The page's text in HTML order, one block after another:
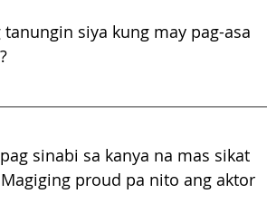
siya kung may pag-asa
sinabi sa kanya na mas sikat
proud pa nito ang aktor